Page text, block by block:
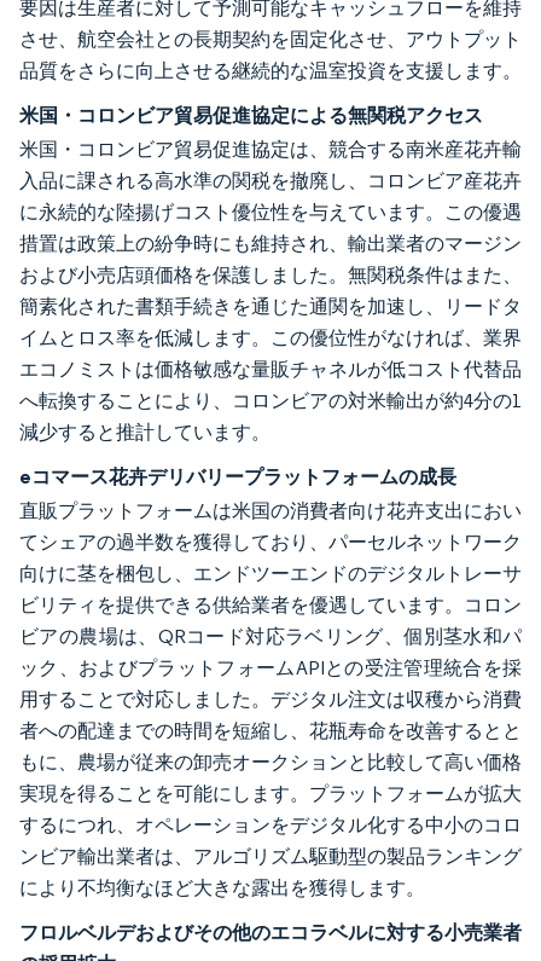
要因は生産者に対して予測可能なキャッシュフローを維持
させ、航空会社との長期契約を固定化させ、アウトプット
品質をさらに向上させる継続的な温室投資を支援します。
米国・コロンビア貿易促進協定による無関税アクセス
米国・コロンビア貿易促進協定は、競合する南米産花卉輸
入品に課される高水準の関税を撤廃し、コロンビア産花卉
に永続的な陸揚げコスト優位性を与えています。この優遇
措置は政策上の紛争時にも維持され、輸出業者のマージン
および小売店頭価格を保護しました。無関税条件はまた、
簡素化された書類手続きを通じた通関を加速し、リードタ
イムとロス率を低減します。この優位性がなければ、業界
エコノミストは価格敏感な量販チャネルが低コスト代替品
へ転換することにより、コロンビアの対米輸出が約4分の1
減少すると推計しています。
eコマース花卉デリバリープラットフォームの成長
直販プラットフォームは米国の消費者向け花卉支出におい
てシェアの過半数を獲得しており、パーセルネットワーク
向けに茎を梱包し、エンドツーエンドのデジタルトレーサ
ビリティを提供できる供給業者を優遇しています。コロン
ビアの農場は、QRコード対応ラベリング、個別茎水和パ
ック、およびプラットフォームAPIとの受注管理統合を採
用することで対応しました。デジタル注文は収穫から消費
者への配達までの時間を短縮し、花瓶寿命を改善するとと
もに、農場が従来の卸売オークションと比較して高い価格
実現を得ることを可能にします。プラットフォームが拡大
するにつれ、オペレーションをデジタル化する中小のコロ
ンビア輸出業者は、アルゴリズム駆動型の製品ランキング
により不均衡なほど大きな露出を獲得します。
フロルベルデおよびその他のエコラベルに対する小売業者